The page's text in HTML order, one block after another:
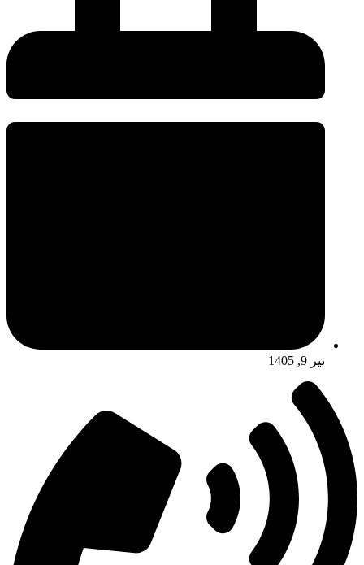
تیر 9, 1405